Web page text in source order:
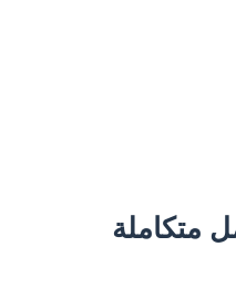
متكاملة